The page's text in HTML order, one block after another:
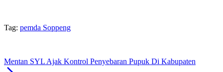
Tag: pemda Soppeng
Mentan SYL Ajak Kontrol Penyebaran Pupuk Di Kabupaten